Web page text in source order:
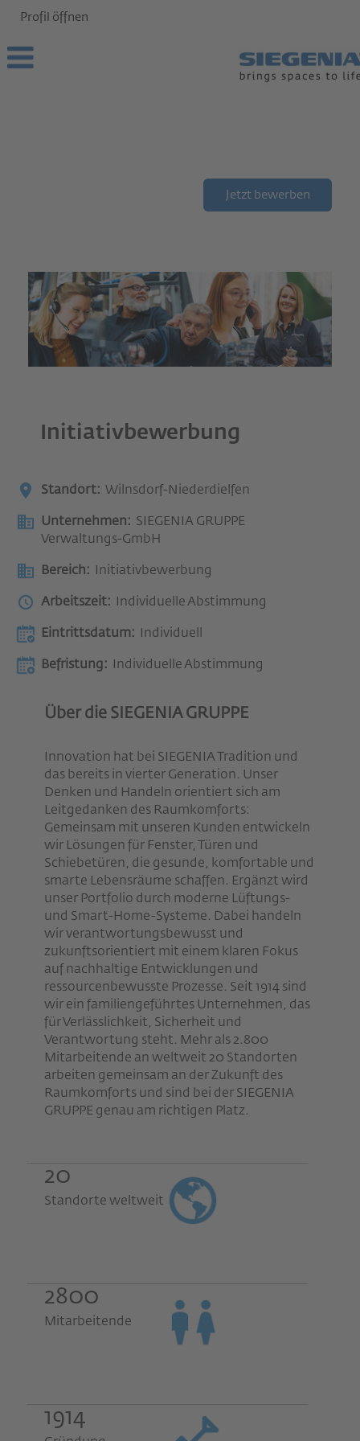
Profil öffnen
Jetzt bewerben
Initiativbewerbung
Standort: Wilnsdorf-Niederdielfen
Unternehmen: SIEGENIA GRUPPE
Verwaltungs-GmbH
Bereich: Initiativbewerbung
Arbeitszeit: Individuelle Abstimmung
Eintrittsdatum: Individuell
Befristung: Individuelle Abstimmung
Über die SIEGENIA GRUPPE
Innovation hat bei SIEGENIA Tradition und
das bereits in vierter Generation. Unser
Denken und Handeln orientiert sich am
Leitgedanken des Raumkomforts:
Gemeinsam mit unseren Kunden entwickeln
wir Lösungen für Fenster, Türen und
Schiebetüren, die gesunde, komfortable und
smarte Lebensräume schaffen. Ergänzt wird
unser Portfolio durch moderne Lüftungs-
und Smart-Home-Systeme. Dabei handeln
wir verantwortungsbewusst und
zukunftsorientiert mit einem klaren Fokus
auf nachhaltige Entwicklungen und
ressourcenbewusste Prozesse. Seit 1914 sind
wir ein familiengeführtes Unternehmen, das
für Verlässlichkeit, Sicherheit und
Verantwortung steht. Mehr als 2.800
Mitarbeitende an weltweit 20 Standorten
arbeiten gemeinsam an der Zukunft des
Raumkomforts und sind bei der SIEGENIA
GRUPPE genau am richtigen Platz.
20
Standorte weltweit
2800
Mitarbeitende
1914